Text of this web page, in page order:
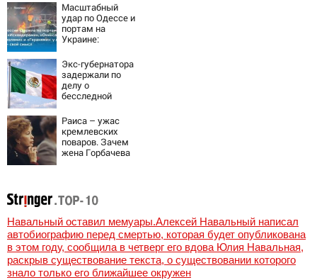
убийстве русских
Масштабный
удар по Одессе и
портам на
Украине:
новости,
подробности об
ударах России 9
августа 2026 года
Экс-губернатора
задержали по
делу о
бесследной
студентов
Раиса – ужас
кремлевских
поваров. Зачем
жена Горбачева
Навальный оставил мемуары.Алексей Навальный написал
автобиографию перед смертью, которая будет опубликована
в этом году, сообщила в четверг его вдова Юлия Навальная,
раскрыв существование текста, о существовании которого
знало только его ближайшее окружен